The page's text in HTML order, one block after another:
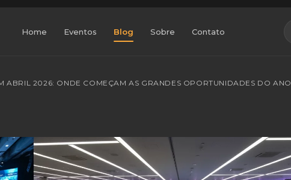
Home Eventos Blog Sobre Contato
ABRIL 2026: ONDE COMEÇAM AS GRANDES OPORTUNIDADES DO ANO